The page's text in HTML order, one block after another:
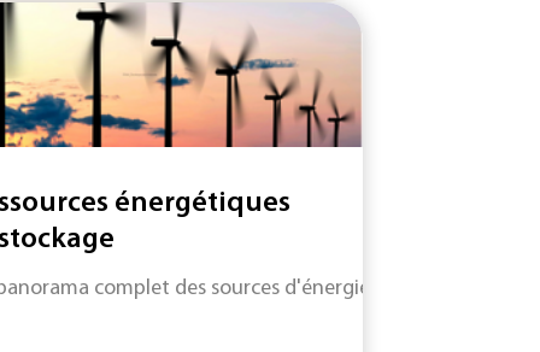
énergétiques
complet des sources d'énergie fossiles ou